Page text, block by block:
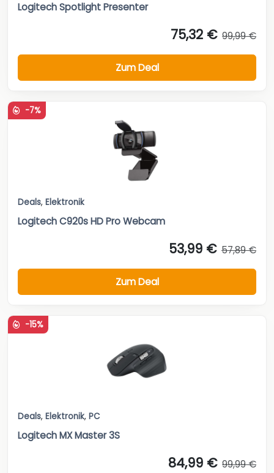
Logitech Spotlight Presenter
75,32 € 99,99 €
Zum Deal
-7%
Deals, Elektronik
Logitech C920s HD Pro Webcam
53,99 € 57,89 €
Zum Deal
-15%
Deals, Elektronik, PC
Logitech MX Master 3S
84,99 € 99,99 €